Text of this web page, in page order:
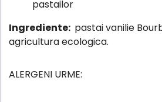
pastailor
Ingrediente: pastai vanilie
agricultura ecologica.
ALERGENI URME: